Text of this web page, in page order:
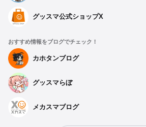
グッスマ公式ショップX
おすすめ情報をブログでチェック！
カホタンブログ
グッスマらぼ
メカスマブログ